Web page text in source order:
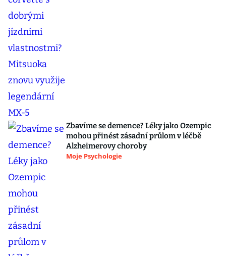
Zbavíme se demence? Léky jako Ozempic
mohou přinést zásadní průlom v léčbě
Alzheimerovy choroby
Moje Psychologie